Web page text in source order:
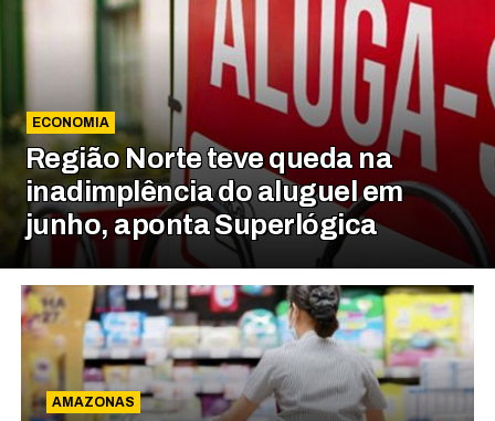
ECONOMIA
Região Norte teve queda na
inadimplência do aluguel em
junho, aponta Superlógica
AMAZONAS